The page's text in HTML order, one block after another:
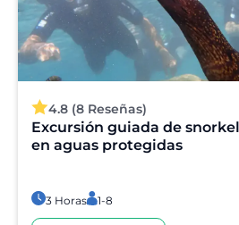
4.8 (8 Reseñas)
Excursión guiada de snorkel
en aguas protegidas
3 Horas 1-8